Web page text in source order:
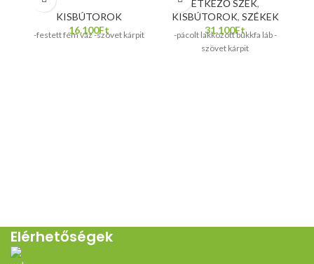
KISBÚTOROK
16.100Ft
-festett fém váz -szövet kárpit
ÉTKEZŐ SZÉK,
KISBÚTOROK, SZÉKEK
31.100Ft
-pácolt lakkozott bükkfa láb -
szövet kárpit
Elérhetőségek